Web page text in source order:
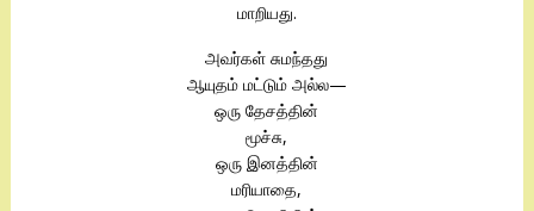
மாறியது.
அவர்கள் சுமந்தது
ஆயுதம் மட்டும் அல்ல—
ஒரு தேசத்தின்
மூச்சு,
ஒரு இனத்தின்
மரியாதை,